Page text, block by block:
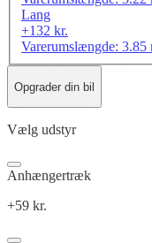
Lang
+132 kr.
Varerumslængde: 3.85
Opgrader din bil
Vælg udstyr
Anhængertræk
+59 kr.